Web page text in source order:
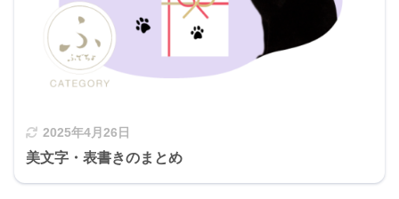
2025年4月26日
美文字・表書きのまとめ